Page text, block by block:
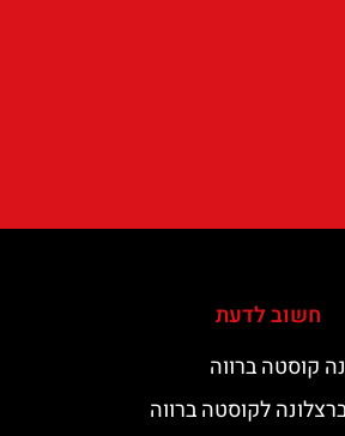
חשוב לדעת
קוסטה ברווה
לקוסטה ברווה